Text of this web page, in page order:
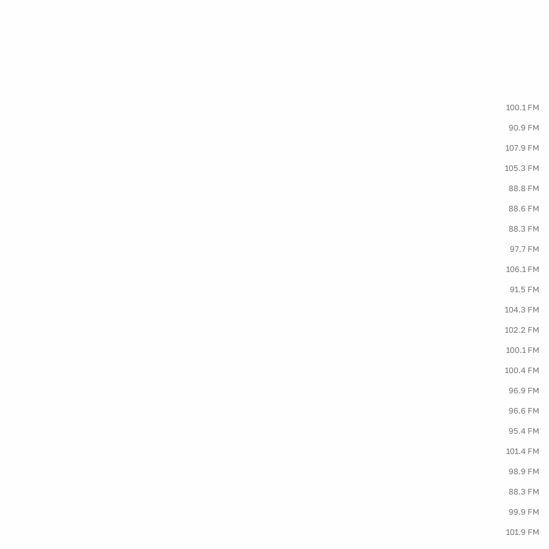
100.1 FM
90.9 FM
107.9 FM
105.3 FM
88.8 FM
88.6 FM
88.3 FM
97.7 FM
106.1 FM
91.5 FM
104.3 FM
102.2 FM
100.1 FM
100.4 FM
96.9 FM
96.6 FM
95.4 FM
101.4 FM
98.9 FM
88.3 FM
99.9 FM
101.9 FM